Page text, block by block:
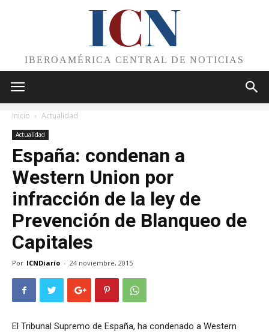
ICN
IBEROAMÉRICA CENTRAL DE NOTICIAS
Inicio Actualidad
Actualidad
España: condenan a
Western Union por
infracción de la ley de
Prevención de Blanqueo de
Capitales
Por ICNDiario - 24 noviembre, 2015
El Tribunal Supremo de España, ha condenado a Western